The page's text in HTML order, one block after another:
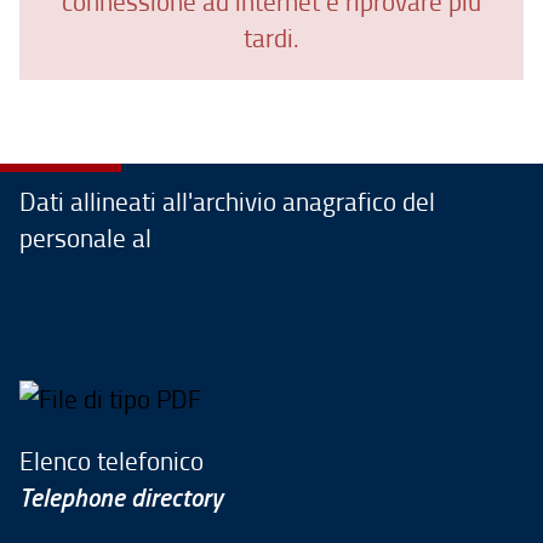
tardi.
Dati allineati all'archivio anagrafico del
personale al
Elenco telefonico
Telephone directory